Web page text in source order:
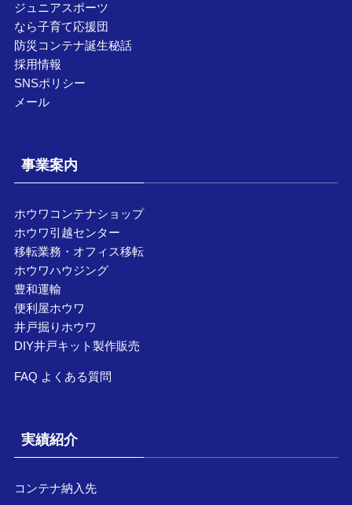
ジュニアスポーツ
なら子育て応援団
防災コンテナ誕生秘話
採用情報
SNSポリシー
メール
事業案内
ホウワコンテナショップ
ホウワ引越センター
移転業務・オフィス移転
ホウワハウジング
豊和運輸
便利屋ホウワ
井戸掘りホウワ
DIY井戸キット製作販売
FAQ よくある質問
実績紹介
コンテナ納入先